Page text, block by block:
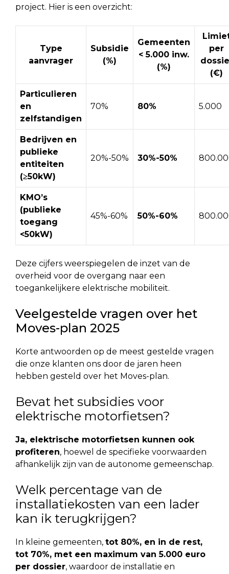
project. Hier is een overzicht:
Type
aanvrager
Subsidie
(%)
Gemeenten
< 5.000 inw.
(%)
per
(€)
Particulieren
en
zelfstandigen
70% 80% 5.000
Bedrijven en
publieke
entiteiten
(≥50kW)
20%-50% 30%-50%
KMO’s
(publieke
toegang
<50kW)
45%-60% 50%-60%
Deze cijfers weerspiegelen de inzet van de
overheid voor de overgang naar een
toegankelijkere elektrische mobiliteit.
Veelgestelde vragen over het
Moves-plan 2025
Korte antwoorden op de meest gestelde vragen
die onze klanten ons door de jaren heen
hebben gesteld over het Moves-plan.
Bevat het subsidies voor
elektrische motorfietsen?
Ja, elektrische motorfietsen kunnen ook
profiteren, hoewel de specifieke voorwaarden
afhankelijk zijn van de autonome gemeenschap.
Welk percentage van de
installatiekosten van een lader
kan ik terugkrijgen?
In kleine gemeenten, tot 80%, en in de rest,
tot 70%, met een maximum van 5.000 euro
per dossier, waardoor de installatie en